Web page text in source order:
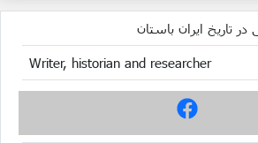
تاریخ ایران باستان
Writer, historian and researcher